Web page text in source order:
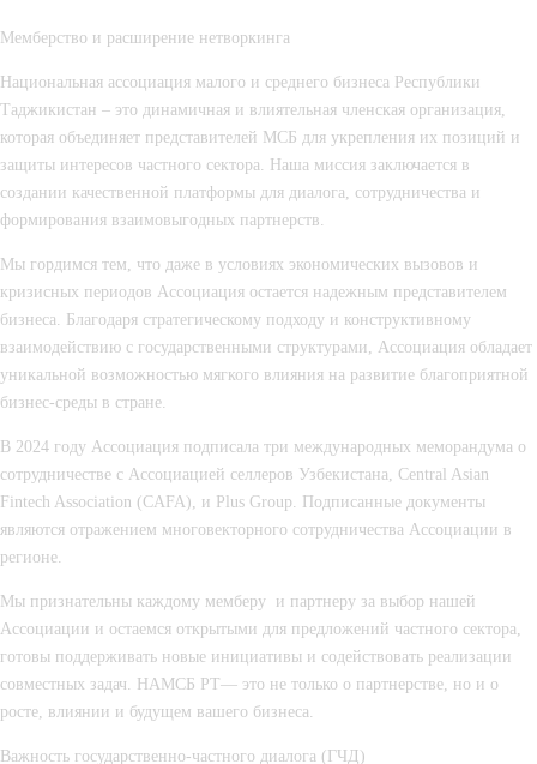
Мемберство и расширение нетворкинга
Национальная ассоциация малого и среднего бизнеса Республики
Таджикистан – это динамичная и влиятельная членская организация,
которая объединяет представителей МСБ для укрепления их позиций и
защиты интересов частного сектора. Наша миссия заключается в
создании качественной платформы для диалога, сотрудничества и
формирования взаимовыгодных партнерств.
Мы гордимся тем, что даже в условиях экономических вызовов и
кризисных периодов Ассоциация остается надежным представителем
бизнеса. Благодаря стратегическому подходу и конструктивному
взаимодействию с государственными структурами, Ассоциация обладает
уникальной возможностью мягкого влияния на развитие благоприятной
бизнес-среды в стране.
В 2024 году Ассоциация подписала три международных меморандума о
сотрудничестве с Ассоциацией селлеров Узбекистана, Central Asian
Fintech Association (CAFA), и Plus Group. Подписанные документы
являются отражением многовекторного сотрудничества Ассоциации в
регионе.
Мы признательны каждому мемберу и партнеру за выбор нашей
Ассоциации и остаемся открытыми для предложений частного сектора,
готовы поддерживать новые инициативы и содействовать реализации
совместных задач. НАМСБ РТ— это не только о партнерстве, но и о
росте, влиянии и будущем вашего бизнеса.
Важность государственно-частного диалога (ГЧД)